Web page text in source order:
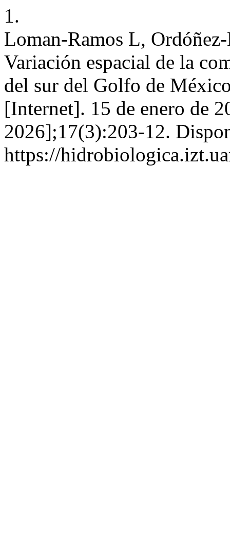
1.
Loman-Ramos L,
Variación espacial de la
del sur del Golfo de
[Internet]. 15 de enero de
2026];17(3):203-12.
https://